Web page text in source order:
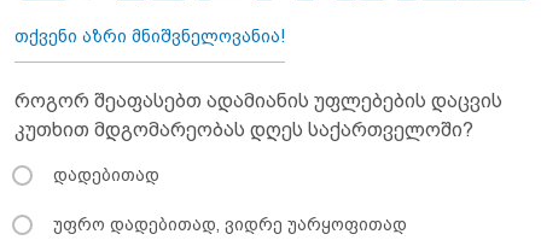
თქვენი აზრი მნიშვნელოვანია!
როგორ შეაფასებთ ადამიანის უფლებების დაცვის
კუთხით მდგომარეობას დღეს საქართველოში?
დადებითად
უფრო დადებითად, ვიდრე უარყოფითად